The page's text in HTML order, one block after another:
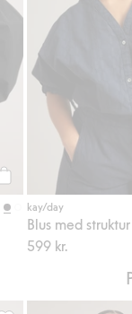
kay/day
Blus med struktur
599 kr.